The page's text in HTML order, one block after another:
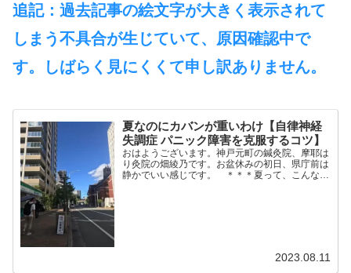
追記：過去記事の絵文字が大きく表示されて
しまう不具合が生じていて、原因確認中で
す。しばらく見にくくて申し訳ありません。
夏なのにカバンが重いわけ【自律神経
失調症 パニック障害を克服するコツ】
おはようございます。神戸元町の鍼灸院、摩耶は
り灸院の畑綾乃です。お盆休みの初日、県庁前は
静かでいい感じです。 ＊＊＊夏って、こんなに
2023.08.11